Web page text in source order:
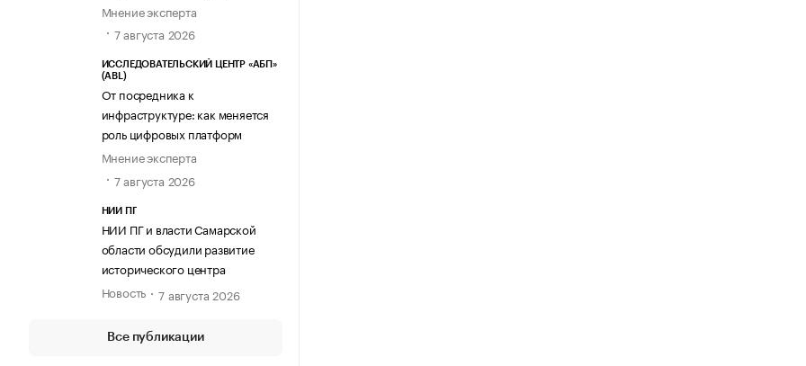
Мнение эксперта
7 августа 2026
ИССЛЕДОВАТЕЛЬСКИЙ ЦЕНТР «АБП»
(ABL)
От посредника к
инфраструктуре: как меняется
роль цифровых платформ
Мнение эксперта
7 августа 2026
НИИ ПГ
НИИ ПГ и власти Самарской
области обсудили развитие
исторического центра
Новость
7 августа 2026
Все публикации